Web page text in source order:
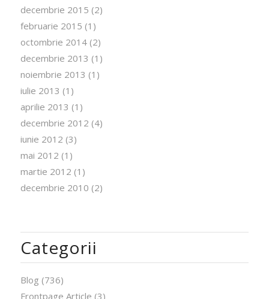
decembrie 2015 (2)
februarie 2015 (1)
octombrie 2014(2)
decembrie 2013 (1)
noiembrie 2013 (1)
iulie 2013 (1)
aprilie 2013 (1)
decembrie 2012 (4)
iunie 2012 (3)
mai 2012 (1)
martie 2012 (1)
decembrie 2010 (2)
Categorii
Blog (736)
Frontpage Article (3)